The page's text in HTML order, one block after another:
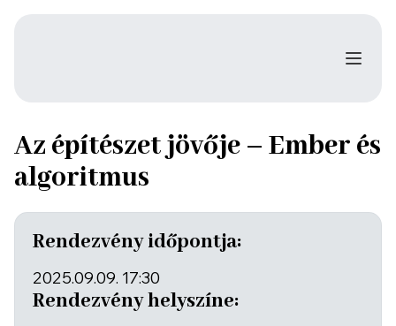
Az építészet jövője – Ember és
algoritmus
Rendezvény időpontja:
2025.09.09. 17:30
Rendezvény helyszíne: